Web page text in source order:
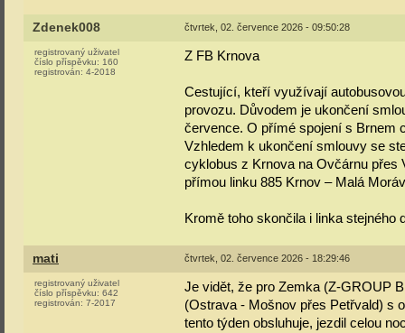
Zdenek008 čtvrtek, 02. července 2026 - 09:50:28
registrovaný uživatel
číslo příspěvku: 160
registrován: 4-2018
Z FB Krnova
Cestující, kteří využívají
provozu. Důvodem je ukončení
července. O přímé spojení s Brnem
Vzhledem k ukončení smlouvy se
cyklobus z Krnova na Ovčárnu přes
přímou linku 885 Krnov – Malá
Kromě toho skončila i linka stejného
mati čtvrtek, 02. července 2026 - 18:29:46
registrovaný uživatel
číslo příspěvku: 642
registrován: 7-2017
Je vidět, že pro Zemka (Z-GROUP
(Ostrava - Mošnov přes Petřvald) s
tento týden obsluhuje, jezdil celou